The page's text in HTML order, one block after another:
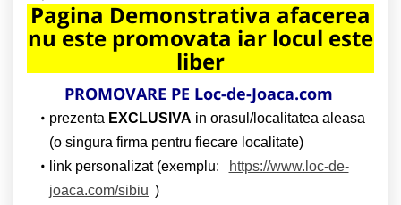
Pagina Demonstrativa afacerea
nu este promovata iar locul este
liber
PROMOVARE PE Loc-de-Joaca.com
prezenta EXCLUSIVA in orasul/localitatea aleasa
(o singura firma pentru fiecare localitate)
link personalizat (exemplu:
https://www.loc-de-
joaca.com/sibiu )